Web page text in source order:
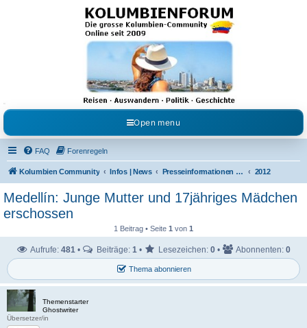
Kolumbienforum - Das
grosse Forum der
Freunde Kolumbiens
Reisen, Auswandern, Kultur, Politik, Geschichte und Visum in Kolumbien und Venezuela.
Austausch, Erfahrungen und Gemeinschaft im Kolumbienforum
Open menu
FAQ Forenregeln
Kolumbien Community Infos | News Presseinformationen & Neuigkeiten 2012
Medellín: Junge Mutter und 17jähriges Mädchen
erschossen
1 Beitrag • Seite 1 von 1
Thema abonnieren
Aufrufe: 481 • Beiträge: 1 • Lesezeichen: 0 • Abonnenten: 0
Themenstarter
Ghostwriter
Übersetzer/in